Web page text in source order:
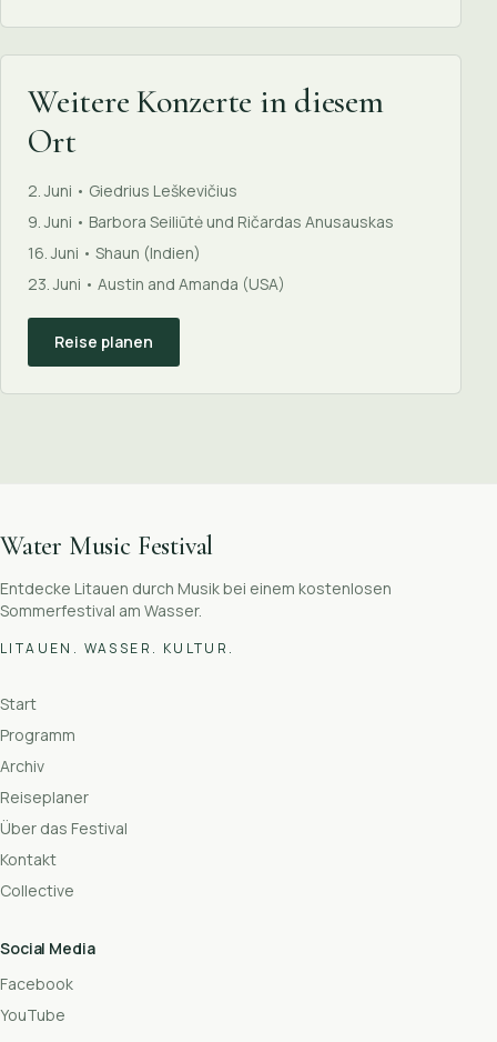
Weitere Konzerte in diesem
Ort
2. Juni • Giedrius Leškevičius
9. Juni • Barbora Seiliūtė und Ričardas Anusauskas
16. Juni • Shaun (Indien)
23. Juni • Austin and Amanda (USA)
Reise planen
Water Music Festival
Entdecke Litauen durch Musik bei einem kostenlosen
Sommerfestival am Wasser.
LITAUEN. WASSER. KULTUR.
Start
Programm
Archiv
Reiseplaner
Über das Festival
Kontakt
Collective
Social Media
Facebook
YouTube